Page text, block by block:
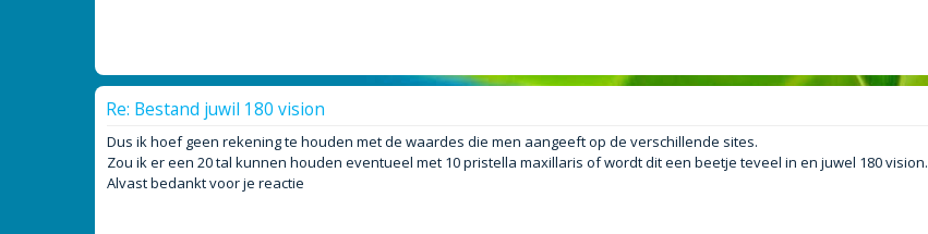
Re: Bestand juwil 180 vision
Dus ik hoef geen rekening te houden met de waardes die men aangeeft op de verschillende sites.
Zou ik er een 20 tal kunnen houden eventueel met 10 pristella maxillaris of wordt dit een beetje teveel in en juwel 180 vision.
Alvast bedankt voor je reactie